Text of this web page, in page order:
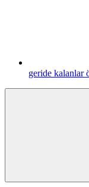
geride kalanlar